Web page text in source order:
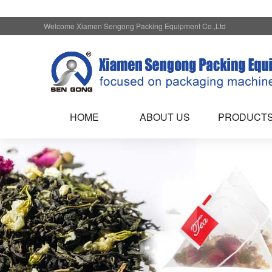
Welcome Xiamen Sengong Packing Equipment Co.,Ltd
HOME ABOUT US